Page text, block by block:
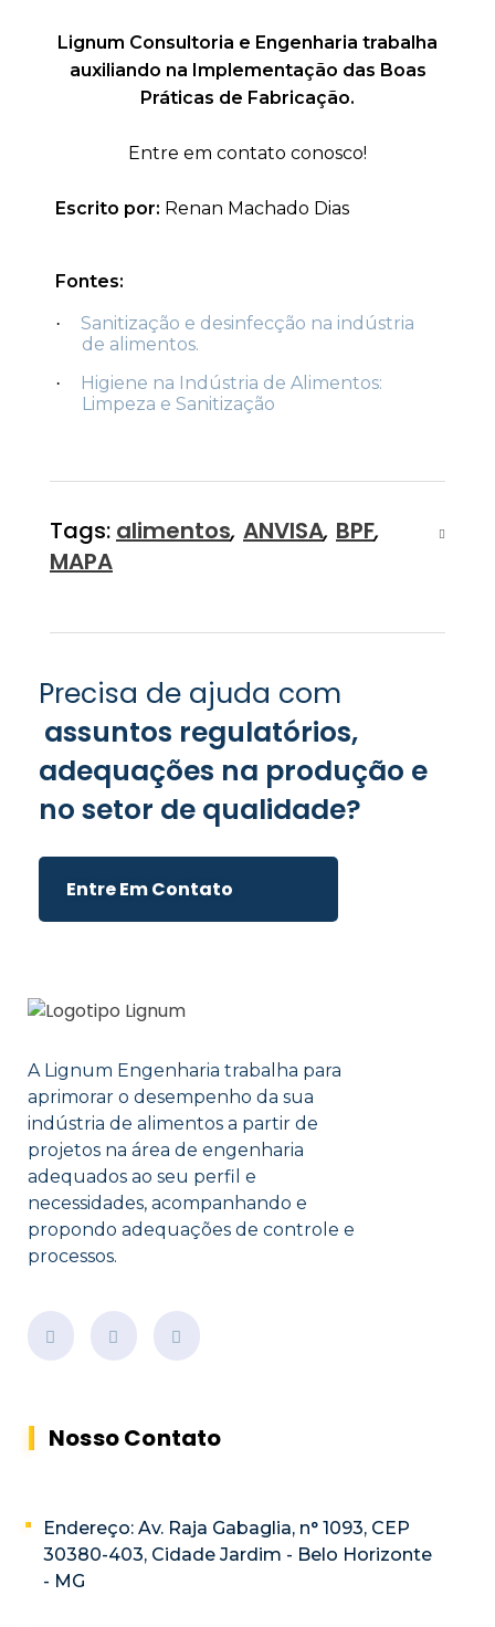
Lignum Consultoria e Engenharia trabalha
auxiliando na Implementação das Boas
Práticas de Fabricação.
Entre em contato conosco!
Escrito por: Renan Machado Dias
Fontes:
·
Sanitização e desinfecção na indústria
de alimentos.
·
Higiene na Indústria de Alimentos:
Limpeza e Sanitização
Tags: alimentos, ANVISA, BPF,
MAPA
Precisa de ajuda com
assuntos regulatórios,
adequações na produção e
no setor de qualidade?
Entre Em Contato
A Lignum Engenharia trabalha para
aprimorar o desempenho da sua
indústria de alimentos a partir de
projetos na área de engenharia
adequados ao seu perfil e
necessidades, acompanhando e
propondo adequações de controle e
processos.
Nosso Contato
Endereço: Av. Raja Gabaglia, n° 1093, CEP
30380-403, Cidade Jardim - Belo Horizonte
- MG